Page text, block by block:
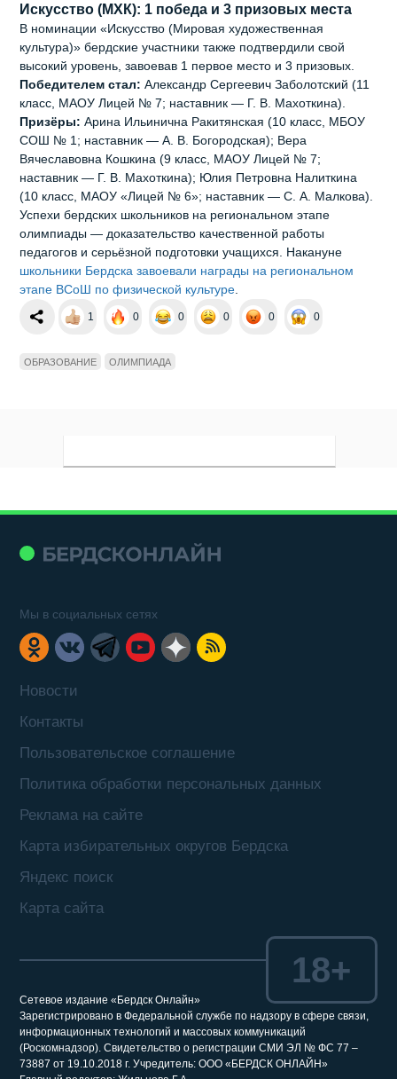
Искусство (МХК): 1 победа и 3 призовых места
В номинации «Искусство (Мировая художественная
культура)» бердские участники также подтвердили свой
высокий уровень, завоевав 1 первое место и 3 призовых.
Победителем стал: Александр Сергеевич Заболотский (11
класс, МАОУ Лицей № 7; наставник — Г. В. Махоткина).
Призёры: Арина Ильинична Ракитянская (10 класс, МБОУ
СОШ № 1; наставник — А. В. Богородская); Вера
Вячеславовна Кошкина (9 класс, МАОУ Лицей № 7;
наставник — Г. В. Махоткина); Юлия Петровна Налиткина
(10 класс, МАОУ «Лицей № 6»; наставник — С. А. Малкова).
Успехи бердских школьников на региональном этапе
олимпиады — доказательство качественной работы
педагогов и серьёзной подготовки учащихся. Накануне
школьники Бердска завоевали награды на региональном
этапе ВСоШ по физической культуре.
1 0 0 0 0 0
ОБРАЗОВАНИЕ ОЛИМПИАДА
Новости
Контакты
Пользовательское соглашение
Политика обработки персональных данных
Реклама на сайте
Карта избирательных округов Бердска
Яндекс поиск
Карта сайта
Мы в социальных сетях
Сетевое издание «Бердск Онлайн»
Зарегистрировано в Федеральной службе по надзору в сфере связи,
информационных технологий и массовых коммуникаций
(Роскомнадзор). Свидетельство о регистрации СМИ ЭЛ № ФС 77 –
73887 от 19.10.2018 г. Учредитель: ООО «БЕРДСК ОНЛАЙН»
18+